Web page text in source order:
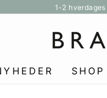
1-2
SHOP